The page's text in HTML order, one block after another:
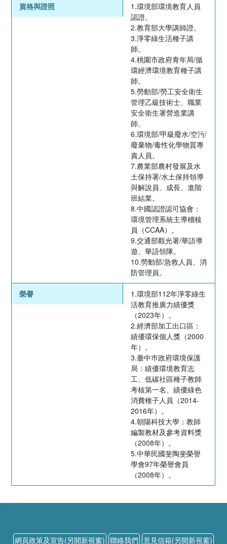
資格與證照
1.環境部環境教育人員
認證。
2.教育部大學講師證。
3.淨零綠生活種子講
師。
4.桃園市政府青年局/循
環經濟環境教育種子講
師。
5.勞動部/勞工安全衛生
管理乙級技術士、職業
安全衛生署營造業講
師。
6.環境部/甲級廢水/空污/
廢棄物/毒性化學物質專
責人員。
7.農業部農村發展及水
土保持署/水土保持領導
與解說員、成長、進階
班結業。
8.中國認證認可協會：
環境管理系統主導稽核
員（CCAA）。
9.交通部觀光署/華語導
遊、華語領隊。
10.勞動部/急救人員、消
防管理員。
榮譽
1.環境部112年淨零綠生
活教育推廣力績優獎
（2023年）。
2.經濟部加工出口區：
績優環保個人獎（2000
年）。
3.臺中巿政府環境保護
局：績優環境教育志
工、低碳社區種子教師
考核第一名、績優綠色
消費種子人員（2014-
2016年）。
4.朝陽科技大學：教師
編製教材及參考資料獎
（2008年）。
5.中華民國斐陶斐榮譽
學會97年榮譽會員
（2008年）。
:::
網頁政策及宣告(另開新視窗) 聯絡我們 意見信箱(另開新視窗)